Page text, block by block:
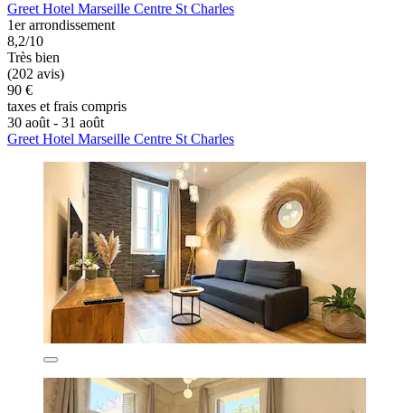
Greet Hotel Marseille Centre St Charles
1er arrondissement
8,2/10
Très bien
(202 avis)
90 €
taxes et frais compris
30 août - 31 août
Greet Hotel Marseille Centre St Charles